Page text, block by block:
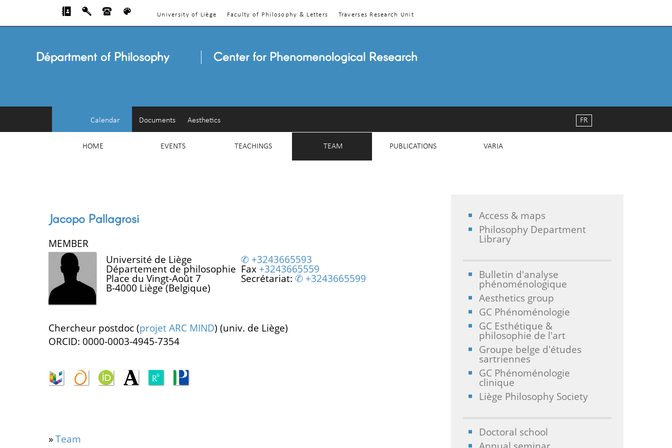
University of Liège Faculty of Philosophy & Letters Traverses Research Unit
Départment of Philosophy Center for Phenomenological Research
Calendar Documents Aesthetics
HOME EVENTS TEACHINGS TEAM PUBLICATIONS VARIA
FR
Access & maps
Philosophy Department
Library
Bulletin d'analyse
phénoménologique
Aesthetics group
GC Phénoménologie
GC Esthétique &
philosophie de l'art
Groupe belge d'études
sartriennes
GC Phénoménologie
clinique
Liège Philosophy Society
Doctoral school
Jacopo Pallagrosi
MEMBER
Université de Liège
Département de philosophie
Place du Vingt-Août 7
B-4000 Liège (Belgique)
+3243665593
Fax +3243665559
Secrétariat: +3243665599
Chercheur postdoc (projet ARC MIND) (univ. de Liège)
ORCID: 0000-0003-4945-7354
»Team